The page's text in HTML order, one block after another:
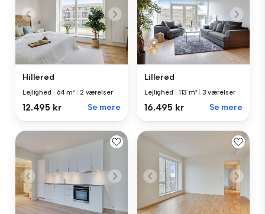
Hillerød
Lejlighed 64 m² 2 værelser
12.495 kr Se mere
Lillerød
Lejlighed 113 m² 3 værelser
16.495 kr Se mere